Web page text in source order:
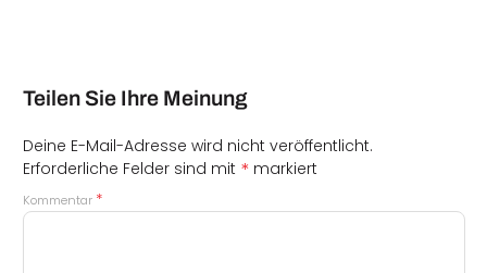
Teilen Sie Ihre Meinung
Deine E-Mail-Adresse wird nicht veröffentlicht.
Erforderliche Felder sind mit * markiert
Kommentar *